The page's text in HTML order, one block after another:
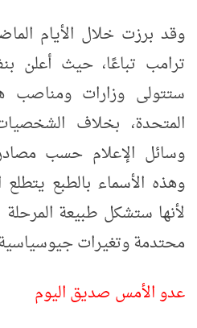
وقد برزت خلال الأيام
ستتولى وزارات ومناصب
المتحدة، بخلاف
وسائل الإعلام حسب
وهذه الأسماء بالطبع يتطلع
لأنها ستشكل طبيعة
محتدمة وتغيرات
عدو الأمس صديق اليوم